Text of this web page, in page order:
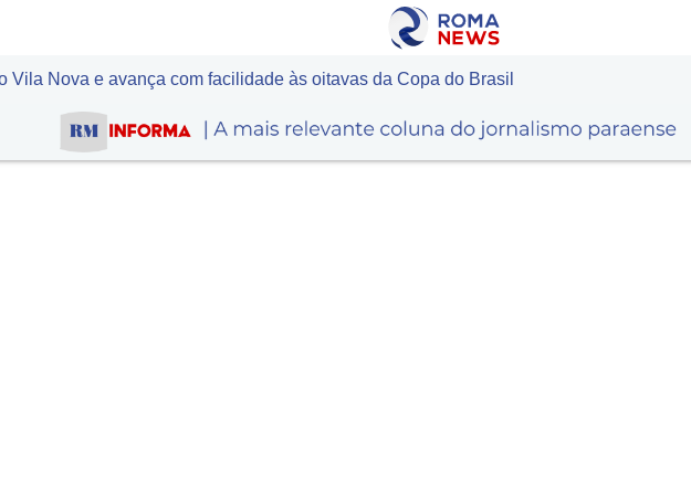
Vila Nova e avança com facilidade às oitavas da Copa do Brasil